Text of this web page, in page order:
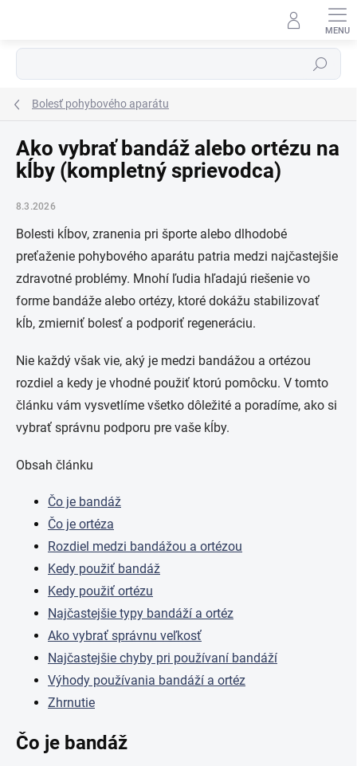
Hľadať
Bolesť pohybového aparátu
Ako vybrať bandáž alebo ortézu na
kĺby (kompletný sprievodca)
8.3.2026
Bolesti kĺbov, zranenia pri športe alebo dlhodobé
preťaženie pohybového aparátu patria medzi najčastejšie
zdravotné problémy. Mnohí ľudia hľadajú riešenie vo
forme bandáže alebo ortézy, ktoré dokážu stabilizovať
kĺb, zmierniť bolesť a podporiť regeneráciu.
Nie každý však vie, aký je medzi bandážou a ortézou
rozdiel a kedy je vhodné použiť ktorú pomôcku. V tomto
článku vám vysvetlíme všetko dôležité a poradíme, ako si
vybrať správnu podporu pre vaše kĺby.
Obsah článku
Čo je bandáž
Čo je ortéza
Rozdiel medzi bandážou a ortézou
Kedy použiť bandáž
Kedy použiť ortézu
Najčastejšie typy bandáží a ortéz
Ako vybrať správnu veľkosť
Najčastejšie chyby pri používaní bandáží
Výhody používania bandáží a ortéz
Zhrnutie
Čo je bandáž